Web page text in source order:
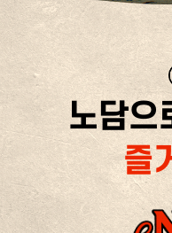
노담으
즐